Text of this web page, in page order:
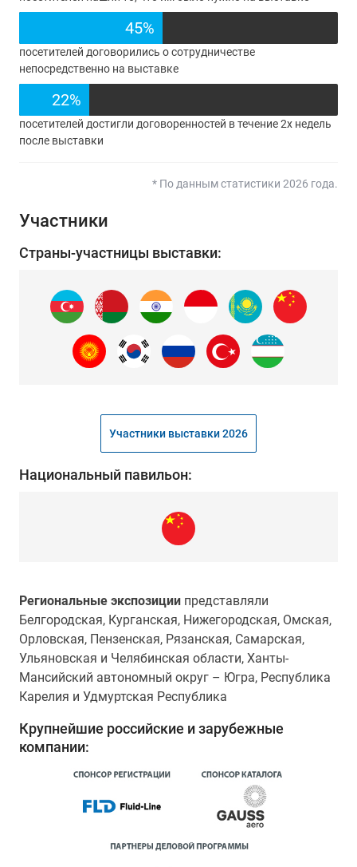
45%
посетителей договорились о сотрудничестве
непосредственно на выставке
22%
посетителей достигли договоренностей в течение 2х недель
после выставки
* По данным статистики 2026 года.
Участники
Страны-участницы выставки:
Участники выставки 2026
Национальный павильон:
Региональные экспозиции представляли
Белгородская, Курганская, Нижегородская, Омская,
Орловская, Пензенская, Рязанская, Самарская,
Ульяновская и Челябинская области, Ханты-
Мансийский автономный округ – Югра, Республика
Карелия и Удмуртская Республика
Крупнейшие российские и зарубежные
компании: